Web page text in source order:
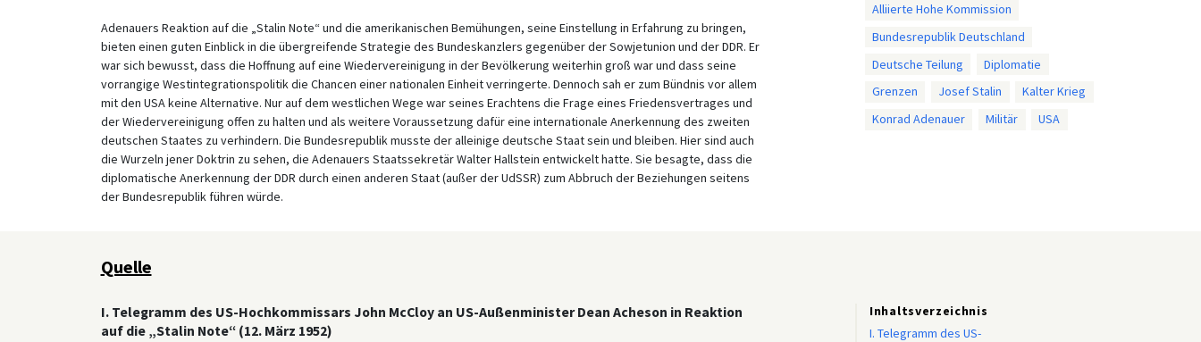
Adenauers Reaktion auf die „Stalin Note“ und die amerikanischen Bemühungen, seine Einstellung in Erfahrung zu bringen,
bieten einen guten Einblick in die übergreifende Strategie des Bundeskanzlers gegenüber der Sowjetunion und der DDR. Er
war sich bewusst, dass die Hoffnung auf eine Wiedervereinigung in der Bevölkerung weiterhin groß war und dass seine
vorrangige Westintegrationspolitik die Chancen einer nationalen Einheit verringerte. Dennoch sah er zum Bündnis vor allem
mit den USA keine Alternative. Nur auf dem westlichen Wege war seines Erachtens die Frage eines Friedensvertrages und
der Wiedervereinigung offen zu halten und als weitere Voraussetzung dafür eine internationale Anerkennung des zweiten
deutschen Staates zu verhindern. Die Bundesrepublik musste der alleinige deutsche Staat sein und bleiben. Hier sind auch
die Wurzeln jener Doktrin zu sehen, die Adenauers Staatssekretär Walter Hallstein entwickelt hatte. Sie besagte, dass die
diplomatische Anerkennung der DDR durch einen anderen Staat (außer der UdSSR) zum Abbruch der Beziehungen seitens
der Bundesrepublik führen würde.
Alliierte Hohe Kommission
Bundesrepublik Deutschland
Deutsche Teilung
Diplomatie
Grenzen
Josef Stalin
Kalter Krieg
Konrad Adenauer
Militär USA
Quelle
I. Telegramm des US-Hochkommissars John McCloy an US-Außenminister Dean Acheson in Reaktion
auf die „Stalin Note“ (12. März 1952)
Inhaltsverzeichnis
I. Telegramm des US-